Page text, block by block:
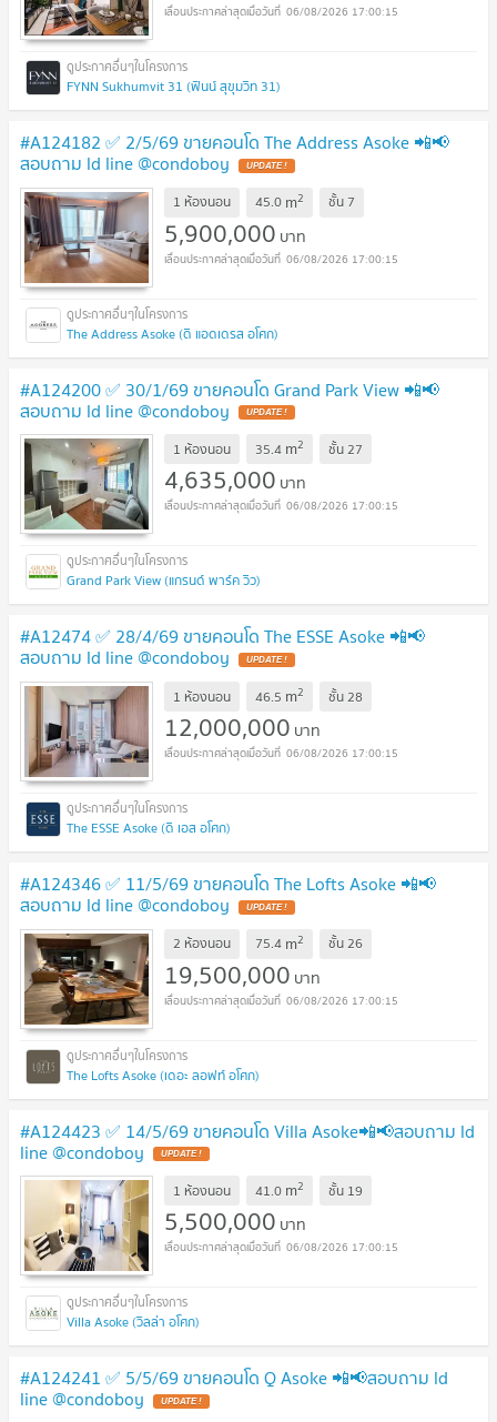
06/08/2026 17:00:15
FYNN Sukhumvit 31 (ฟินน์ สุขุมวิท 31)
#A124182 ✅ 2/5/69 ขายคอนโด The Address Asoke 📲📢
สอบถาม ld line @condoboy UPDATE !
1 ห้องนอน 45.0 m2 ชั้น 7
5,900,000 บาท
06/08/2026 17:00:15
The Address Asoke (ดิ แอดเดรส อโศก)
#A124200 ✅ 30/1/69 ขายคอนโด Grand Park View 📲📢
สอบถาม ld line @condoboy UPDATE !
1 ห้องนอน 35.4 m2 ชั้น27
4,635,000 บาท
06/08/2026 17:00:15
Grand Park View (แกรนด์ พาร์ค วิว)
#A12474 ✅ 28/4/69 ขายคอนโด The ESSE Asoke 📲📢
สอบถาม ld line @condoboy UPDATE !
1 ห้องนอน 46.5 m2 ชั้น28
12,000,000 บาท
06/08/2026 17:00:15
The ESSE Asoke (ดิ เอส อโศก)
#A124346 ✅ 11/5/69 ขายคอนโด The Lofts Asoke 📲📢
สอบถาม ld line @condoboy UPDATE !
2 ห้องนอน 75.4 m2 ชั้น26
19,500,000 บาท
06/08/2026 17:00:15
The Lofts Asoke (เดอะ ลอฟท์ อโศก)
#A124423 ✅ 14/5/69 ขายคอนโด Villa Asoke📲📢สอบถาม ld
line @condoboy UPDATE !
1 ห้องนอน 41.0 m2 ชั้น 19
5,500,000 บาท
06/08/2026 17:00:15
Villa Asoke (วิลล่า อโศก)
#A124241 ✅ 5/5/69 ขายคอนโด Q Asoke 📲📢สอบถาม ld
line @condoboy UPDATE !